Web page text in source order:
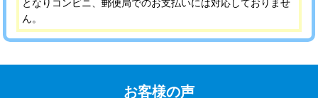
となりコンビニ、郵便局でのお支払いには対応しておりませ
ん。
お客様の声